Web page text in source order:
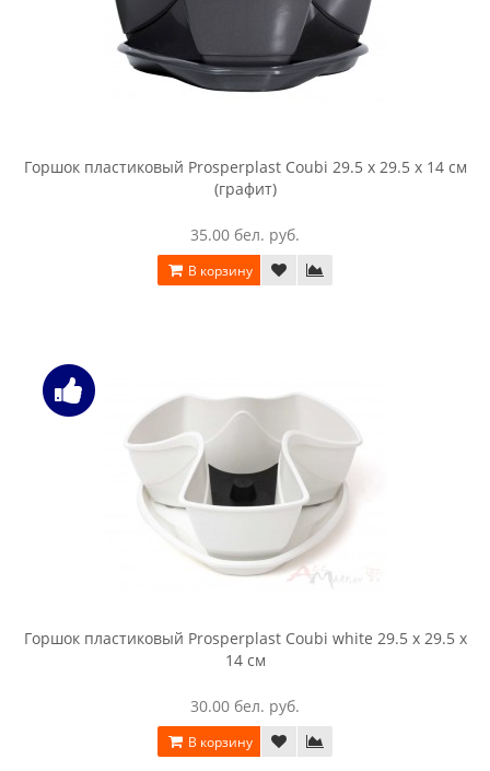
Горшок пластиковый Prosperplast Coubi 29.5 x 29.5 x 14 см
(графит)
35.00 бел. руб.
В корзину
Горшок пластиковый Prosperplast Coubi white 29.5 x 29.5 x
14 см
30.00 бел. руб.
В корзину